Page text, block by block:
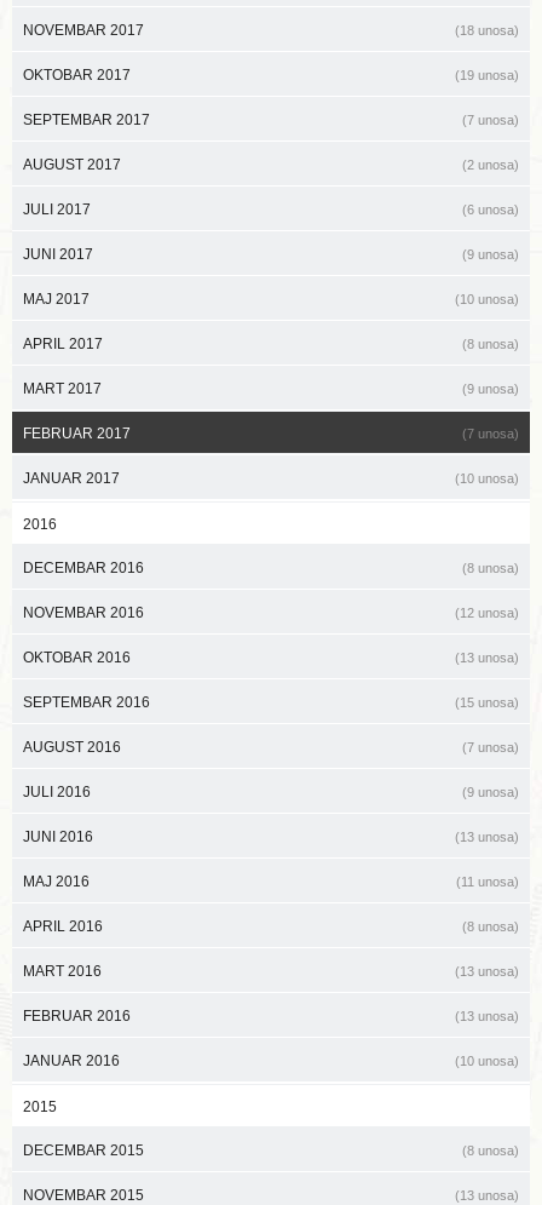
NOVEMBAR 2017 (18 unosa)
OKTOBAR 2017 (19 unosa)
SEPTEMBAR 2017 (7 unosa)
AUGUST 2017 (2 unosa)
JULI 2017 (6 unosa)
JUNI 2017 (9 unosa)
MAJ 2017 (10 unosa)
APRIL 2017 (8 unosa)
MART 2017 (9 unosa)
FEBRUAR 2017 (7 unosa)
JANUAR 2017 (10 unosa)
2016
DECEMBAR 2016 (8 unosa)
NOVEMBAR 2016 (12 unosa)
OKTOBAR 2016 (13 unosa)
SEPTEMBAR 2016 (15 unosa)
AUGUST 2016 (7 unosa)
JULI 2016 (9 unosa)
JUNI 2016 (13 unosa)
MAJ 2016 (11 unosa)
APRIL 2016 (8 unosa)
MART 2016 (13 unosa)
FEBRUAR 2016 (13 unosa)
JANUAR 2016 (10 unosa)
2015
DECEMBAR 2015 (8 unosa)
NOVEMBAR 2015 (13 unosa)